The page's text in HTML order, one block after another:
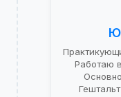
Работаю